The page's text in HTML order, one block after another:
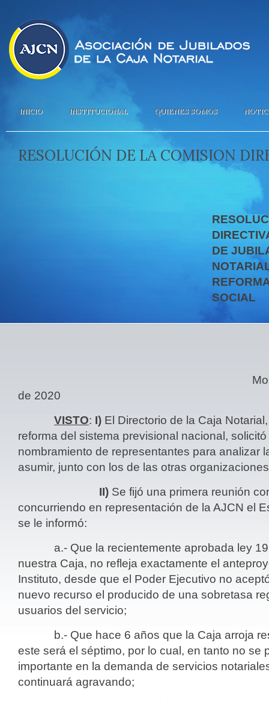
INICIO INSTITUCIONAL QUIENES SOMOS
RESOLUCIÓN DE LA COMISION
DE
SOCIAL
Montevideo, 13
de 2020
VISTO: I) El Directorio de la Caja
reforma del sistema previsional nacional,
nombramiento de representantes para analizar
asumir, junto con los de las otras
II) Se fijó una primera reunión
concurriendo en representación de la AJCN el
se le informó:
a.- Que la recientemente aprobada ley
nuestra Caja, no refleja exactamente el
Instituto, desde que el Poder Ejecutivo no
nuevo recurso el producido de una sobretasa
usuarios del servicio;
b.- Que hace 6 años que la Caja arroja
este será el séptimo, por lo cual, en tanto no se
importante en la demanda de servicios
continuará agravando;